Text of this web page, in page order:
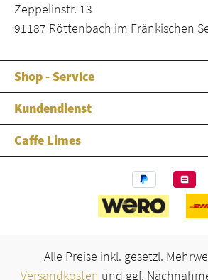
Zeppelinstr. 13
91187 Röttenbach im Fränkischen
Shop - Service
Kundendienst
Caffe Limes
Alle Preise inkl. gesetzl.
Versandkosten und ggf.